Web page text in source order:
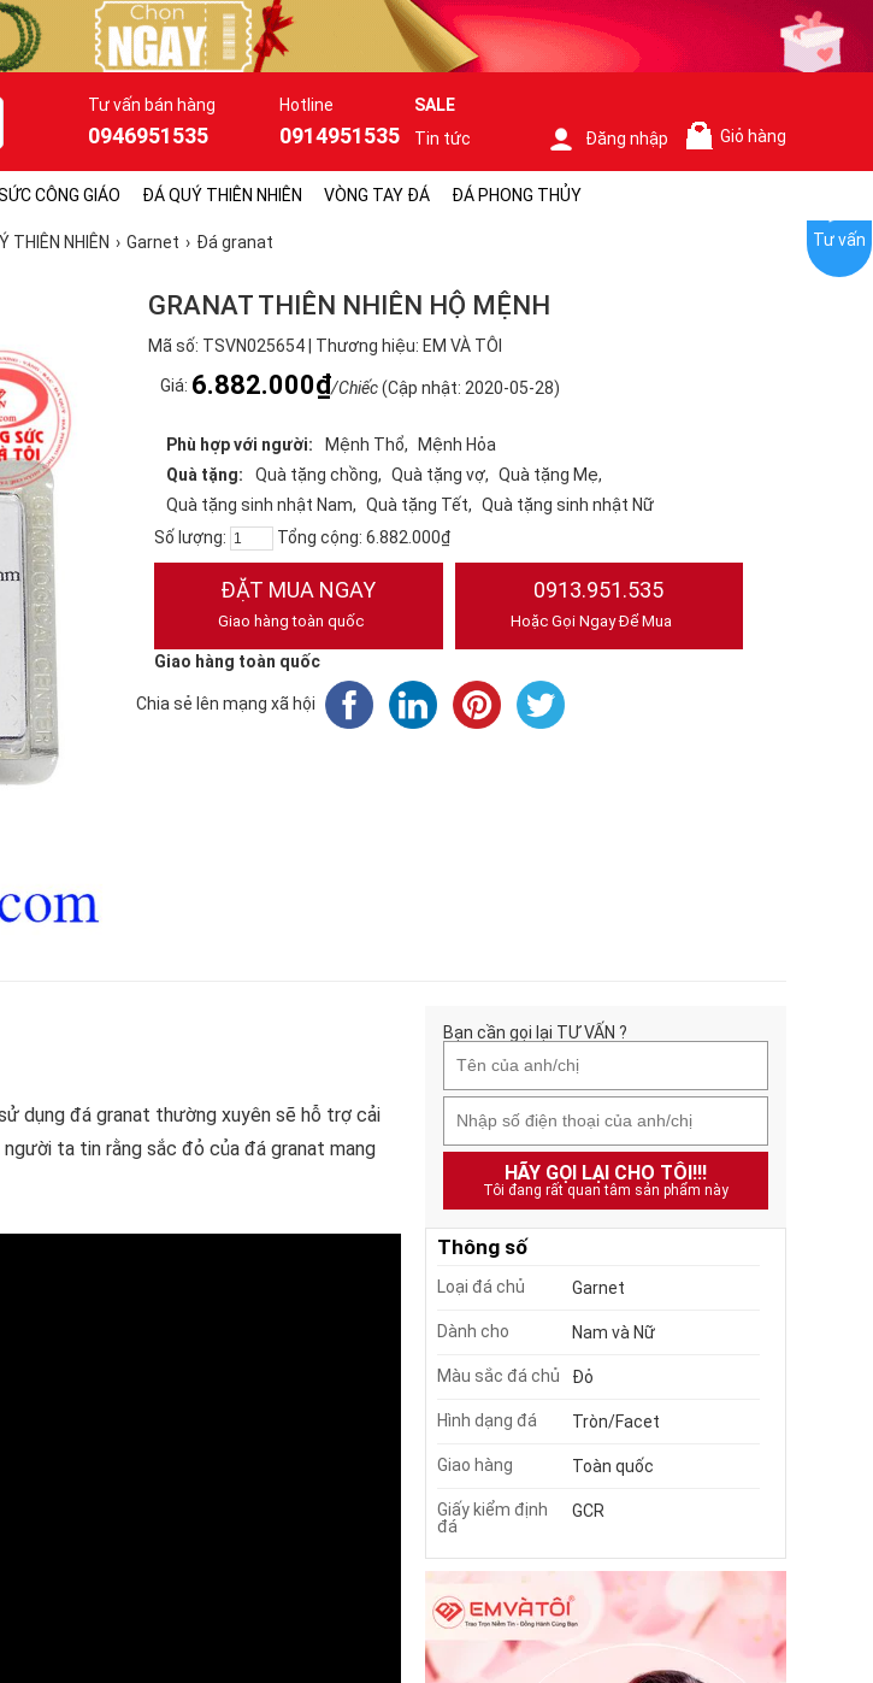
Tư vấn bán hàng
0946951535
Hotline
0914951535
SALE
Tin tức
Đăng nhập Giỏ hàng
CÔNG GIÁO ĐÁ QUÝ THIÊN NHIÊN VÒNG TAY ĐÁ ĐÁ PHONG THỦY
THIÊN NHIÊN Garnet Đá granat
GRANAT THIÊN NHIÊN HỘ MỆNH
Mã số: TSVN025654 | Thương hiệu: EM VÀ TÔI
Giá: 6.882.000₫/Chiếc(Cập nhật: 2020-05-28)
Phù hợp với người: Mệnh Thổ
Mệnh Hỏa
Quà tặng:
Quà tặng chồng Quà tặng vợ
Quà tặng Mẹ
Quà tặng sinh nhật Nam
Quà tặng Tết
Quà tặng sinh nhật Nữ
Số lượng:
Tổng cộng: 6.882.000₫
ĐẶT MUA NGAY
Giao hàng toàn quốc
0913.951.535
Hoặc Gọi Ngay Để Mua
Giao hàng toàn quốc
Chia sẻ lên mạng xã hội
dụng đá granat thường xuyên sẽ hỗ trợ cải
ta tin rằng sắc đỏ của đá granat mang
Bạn cần gọi lại TƯ VẤN ?
HÃY GỌI LẠI CHO TÔI!!!
Tôi đang rất quan tâm sản phẩm này
Thông số
Loại đá chủ Garnet
Dành cho Nam và Nữ
Màu sắc đá chủ Đỏ
Hình dạng đá Tròn/Facet
Giao hàng Toàn quốc
Giấy kiểm định
đá
GCR
Tư vấn